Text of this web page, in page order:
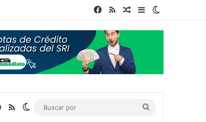
Facebook
RSS Publicación al azar
Barra lateral
Facebook
RSS Switch skin